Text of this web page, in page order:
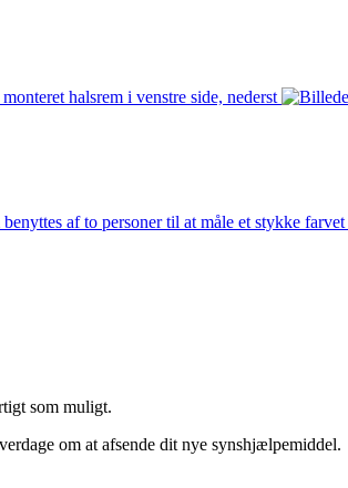
som muligt.
om at afsende dit nye synshjælpemiddel.